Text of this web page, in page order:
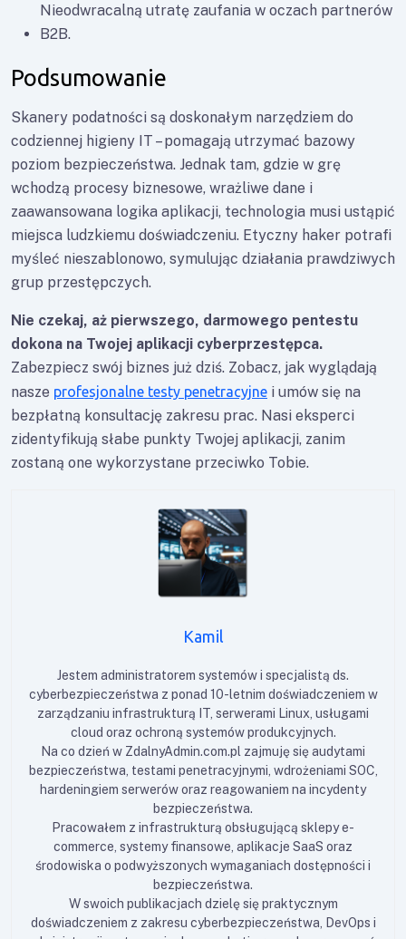
Nieodwracalną utratę zaufania w oczach partnerów
B2B.
Podsumowanie
Skanery podatności są doskonałym narzędziem do
codziennej higieny IT – pomagają utrzymać bazowy
poziom bezpieczeństwa. Jednak tam, gdzie w grę
wchodzą procesy biznesowe, wrażliwe dane i
zaawansowana logika aplikacji, technologia musi ustąpić
miejsca ludzkiemu doświadczeniu. Etyczny haker potrafi
myśleć nieszablonowo, symulując działania prawdziwych
grup przestępczych.
Nie czekaj, aż pierwszego, darmowego pentestu
dokona na Twojej aplikacji cyberprzestępca.
Zabezpiecz swój biznes już dziś. Zobacz, jak wyglądają
nasze profesjonalne testy penetracyjne i umów się na
bezpłatną konsultację zakresu prac. Nasi eksperci
zidentyfikują słabe punkty Twojej aplikacji, zanim
zostaną one wykorzystane przeciwko Tobie.
Kamil
Jestem administratorem systemów i specjalistą ds.
cyberbezpieczeństwa z ponad 10-letnim doświadczeniem w
zarządzaniu infrastrukturą IT, serwerami Linux, usługami
cloud oraz ochroną systemów produkcyjnych.
Na co dzień w ZdalnyAdmin.com.pl zajmuję się audytami
bezpieczeństwa, testami penetracyjnymi, wdrożeniami SOC,
hardeningiem serwerów oraz reagowaniem na incydenty
bezpieczeństwa.
Pracowałem z infrastrukturą obsługującą sklepy e-
commerce, systemy finansowe, aplikacje SaaS oraz
środowiska o podwyższonych wymaganiach dostępności i
bezpieczeństwa.
W swoich publikacjach dzielę się praktycznym
doświadczeniem z zakresu cyberbezpieczeństwa, DevOps i